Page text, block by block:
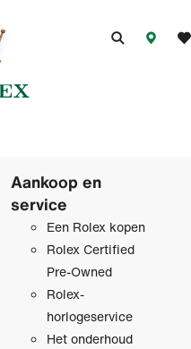
Aankoop en
service
Een Rolex kopen
Rolex Certified
Pre‑Owned
Rolex-
horlogeservice
Het onderhoud